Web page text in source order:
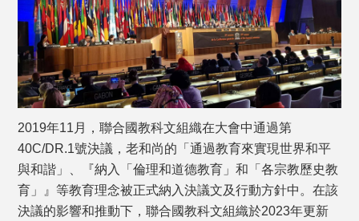
2019年11月，聯合國教科文組織在大會中通過第
40C/DR.1號決議，老和尚的「通過教育來實現世界和平
與和諧」、『納入「倫理和道德教育」和「各宗教歷史教
育」』等教育理念被正式納入決議文及行動方針中。在該
決議的影響和推動下，聯合國教科文組織於2023年更新